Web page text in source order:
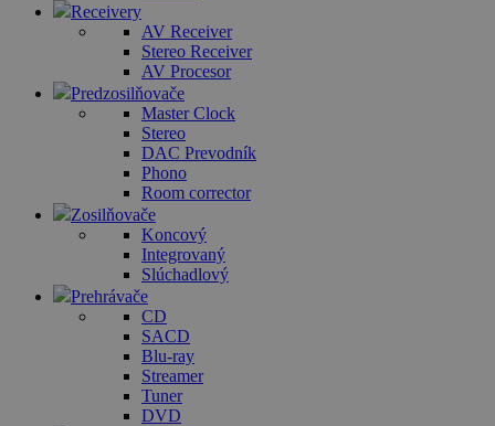
Receivery
AV Receiver
Stereo Receiver
AV Procesor
Predzosilňovače
Master Clock
Stereo
DAC Prevodník
Phono
Room corrector
Zosilňovače
Koncový
Integrovaný
Slúchadlový
Prehrávače
CD
SACD
Blu-ray
Streamer
Tuner
DVD